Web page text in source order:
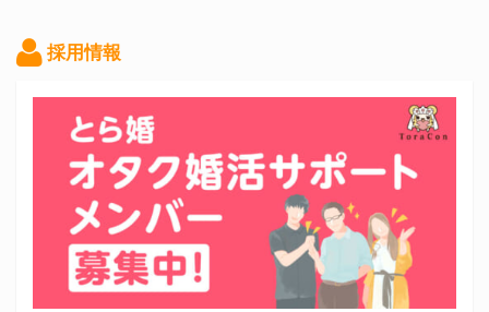
採用情報